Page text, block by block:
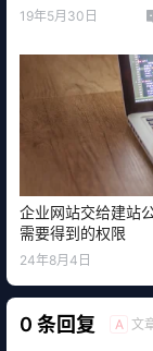
19年5月30日
企业网站交给建站
需要得到的权限
24年8月4日
0 条回复 A 文